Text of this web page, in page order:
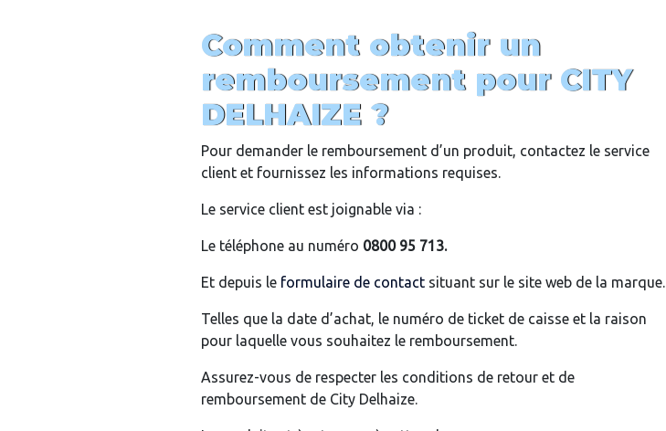
Comment obtenir un
remboursement pour CITY
DELHAIZE ?
Pour demander le remboursement d’un produit, contactez le service
client et fournissez les informations requises.
Le service client est joignable via :
Le téléphone au numéro 0800 95 713.
Et depuis le formulaire de contact situant sur le site web de la marque.
Telles que la date d’achat, le numéro de ticket de caisse et la raison
pour laquelle vous souhaitez le remboursement.
Assurez-vous de respecter les conditions de retour et de
remboursement de City Delhaize.